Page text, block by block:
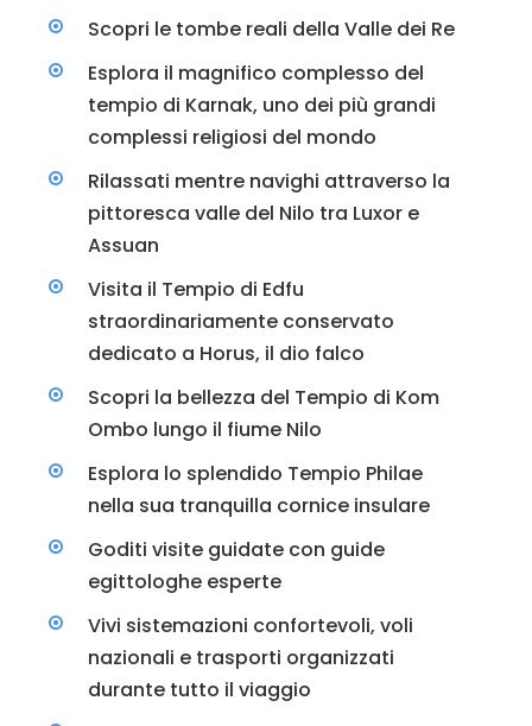
Scopri le tombe reali della Valle dei Re
Esplora il magnifico complesso del
tempio di Karnak, uno dei più grandi
complessi religiosi del mondo
Rilassati mentre navighi attraverso la
pittoresca valle del Nilo tra Luxor e
Assuan
Visita il Tempio di Edfu
straordinariamente conservato
dedicato a Horus, il dio falco
Scopri la bellezza del Tempio di Kom
Ombo lungo il fiume Nilo
Esplora lo splendido Tempio Philae
nella sua tranquilla cornice insulare
Goditi visite guidate con guide
egittologhe esperte
Vivi sistemazioni confortevoli, voli
nazionali e trasporti organizzati
durante tutto il viaggio